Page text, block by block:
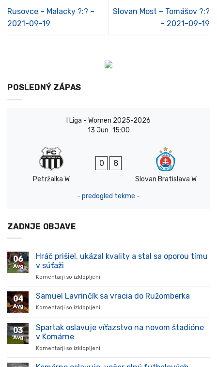
Rusovce – Malacky ?:? –
2021-09-19
Slovan Most – Tomášov ?:?
– 2021-09-19
POSLEDNÝ ZÁPAS
I Liga - Women 2025-2026
13 Jun 15:00
Petržalka W
0 8
Slovan Bratislava W
- predogled tekme -
ZADNJE OBJAVE
06
Avg
Hráč prišiel, ukázal kvality a stal sa oporou tímu
v súťaži
Komentarji so izklopljeni
prišiel,
stal
04
Avg
Samuel Lavrinčík sa vracia do Ružomberka
Komentarji so izklopljeni
Lavrinčík
03
Avg
Spartak oslavuje víťazstvo na novom štadióne
v Komárne
Komentarji so izklopljeni
oslavuje